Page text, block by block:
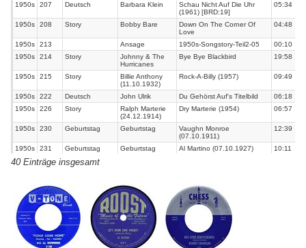
1950s 207 Deutsch Barbara Klein
Schau Nicht Auf Die Uhr
(1961) [BRD:19]
05:34
1950s 208 Story Bobby Bare
Down On The Corner Of
Love
04:48
1950s 213 Ansage 1950s-Songstory-Teil2-05
00:10
1950s
214 Story
Johnny & The
Hurricanes
Bye Bye Blackbird 19:58
1950s 215 Story
Billie Anthony
(11.10.1932)
Rock-A-Billy (1957) 09:49
1950s 222 Deutsch John Ulrik Du Gehörst Auf's Titelbild
06:18
1950s
226 Story
Ralph Marterie
(24.12.1914)
Dry Marterie (1954) 06:57
1950s 230 Geburtstag Geburtstag
Vaughn Monroe
(07.10.1911)
12:39
1950s 231 Geburtstag Geburtstag Al Martino (07.10.1927)
10:11
1950s
232 Geburtstag
245 Ansage
Wir denken Radio anders-
Beiträge Archivieren2
1960s 303 Ansage 1960s-Songstory-20
1960s
Story
Johnny Rivers
(07.11.1942)
Mountain Of Love (1964)
[USA:9]
1960s 307 B&W Applejacks
You've Been Cheatin'
(1967)
40 Einträge insgesamt